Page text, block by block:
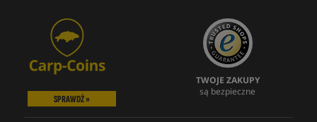
SPRAWDŹ »
TWOJE ZAKUPY
są bezpieczne